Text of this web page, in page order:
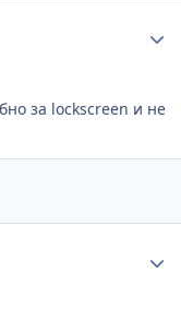
за lockscreen и не